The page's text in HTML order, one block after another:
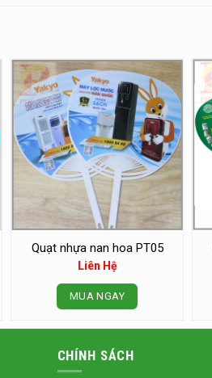
Quạt nhựa nan hoa PT05
Liên Hệ
MUA NGAY
CHÍNH SÁCH